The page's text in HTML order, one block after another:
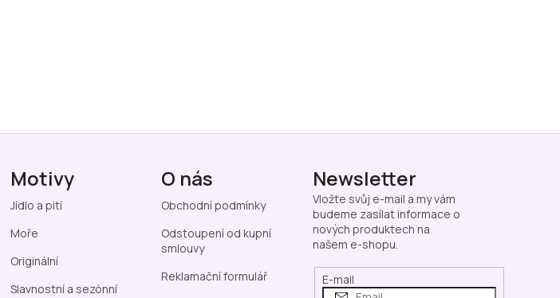
Motivy
Jídlo a pití
Moře
Originální
Slavnostní a sezónní
O nás
Obchodní podmínky
Odstoupení od kupní
smlouvy
Reklamační formulář
Newsletter
Vložte svůj e-mail a my vám
budeme zasílat informace o
nových produktech na
našem e-shopu.
E-mail